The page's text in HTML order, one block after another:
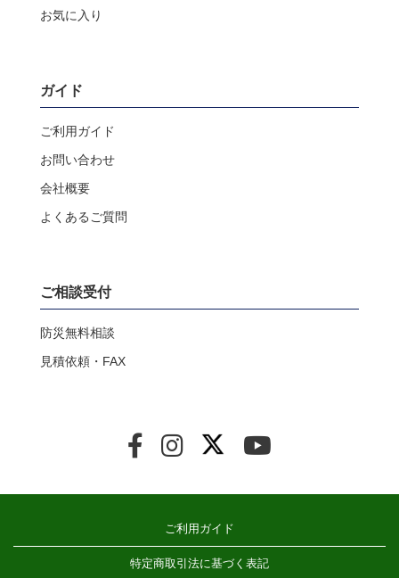
お気に入り
ガイド
ご利用ガイド
お問い合わせ
会社概要
よくあるご質問
ご相談受付
防災無料相談
見積依頼・FAX
ご利用ガイド
特定商取引法に基づく表記